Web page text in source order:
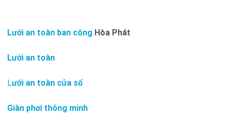
Lưới an toàn ban công Hòa Phát
Lưới an toàn
Lưới an toàn cửa sổ
Giàn phơi thông minh